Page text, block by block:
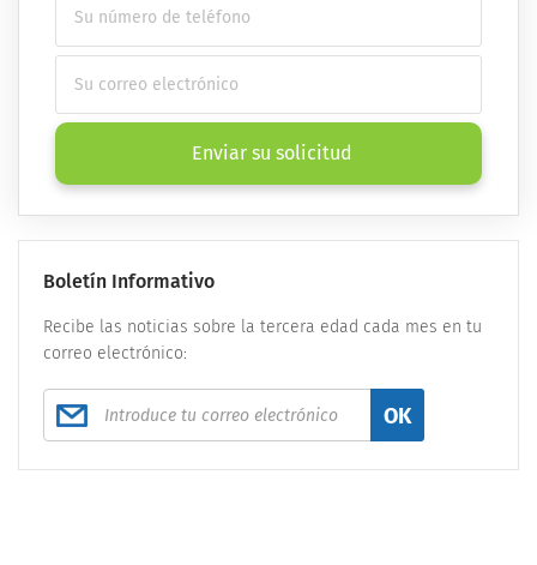
Enviar su solicitud
Boletín Informativo
Recibe las noticias sobre la tercera edad cada mes en tu
correo electrónico:
OK